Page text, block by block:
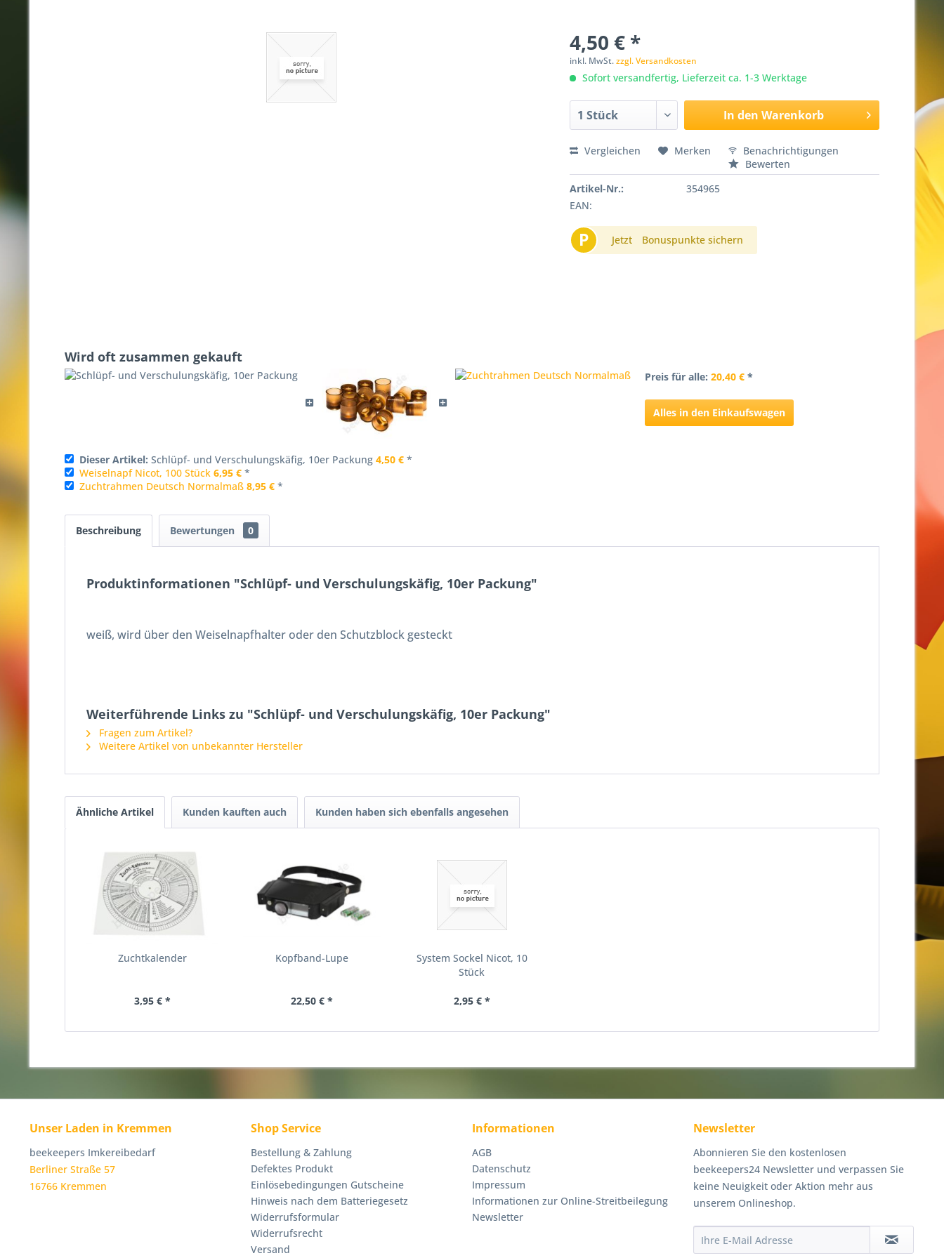
4,50 € *
inkl. MwSt.zzgl. Versandkosten
Sofort versandfertig, Lieferzeit ca. 1-3 Werktage
In den Warenkorb
Vergleichen Merken
Benachrichtigungen
Bewerten
Artikel-Nr.:
354965
EAN:
P Jetzt Bonuspunkte sichern
Wird oft zusammen gekauft
Preis für alle:20,40 € *
Alles in den Einkaufswagen
Dieser Artikel: Schlüpf- und Verschulungskäfig, 10er Packung 4,50 € *
Weiselnapf Nicot, 100 Stück 6,95 € *
Zuchtrahmen Deutsch Normalmaß 8,95 € *
Beschreibung Bewertungen 0
Produktinformationen "Schlüpf- und Verschulungskäfig, 10er Packung"
weiß, wird über den Weiselnapfhalter oder den Schutzblock gesteckt
Weiterführende Links zu "Schlüpf- und Verschulungskäfig, 10er Packung"
Fragen zum Artikel?
Weitere Artikel von unbekannter Hersteller
Ähnliche Artikel Kunden kauften auch Kunden haben sich ebenfalls angesehen
Zuchtkalender
3,95 € *
Kopfband-Lupe
22,50 € *
System Sockel Nicot, 10
Stück
2,95 € *
Unser Laden in Kremmen
beekeepers Imkereibedarf
Berliner Straße 57
16766 Kremmen
Shop Service
Bestellung & Zahlung
Defektes Produkt
Einlösebedingungen Gutscheine
Hinweis nach dem Batteriegesetz
Widerrufsformular
Widerrufsrecht
Versand
Informationen
AGB
Datenschutz
Impressum
Informationen zur Online-Streitbeilegung
Newsletter
Newsletter
Abonnieren Sie den kostenlosen
beekeepers24 Newsletter und verpassen Sie
keine Neuigkeit oder Aktion mehr aus
unserem Onlineshop.